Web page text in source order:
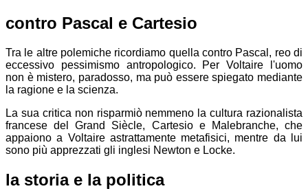
contro Pascal e Cartesio
Tra le altre polemiche ricordiamo quella contro Pascal, reo di
eccessivo pessimismo antropologico. Per Voltaire l'uomo
non è mistero, paradosso, ma può essere spiegato mediante
la ragione e la scienza.
La sua critica non risparmiò nemmeno la cultura razionalista
francese delGrand Siècle, Cartesio e Malebranche, che
appaiono a Voltaire astrattamente metafisici, mentre da lui
sono più apprezzati gli inglesi Newton e Locke.
la storia e la politica